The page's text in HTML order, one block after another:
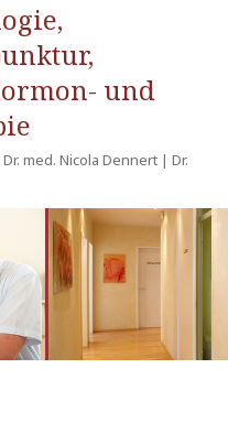
und
med. Nicola Dennert | Dr.